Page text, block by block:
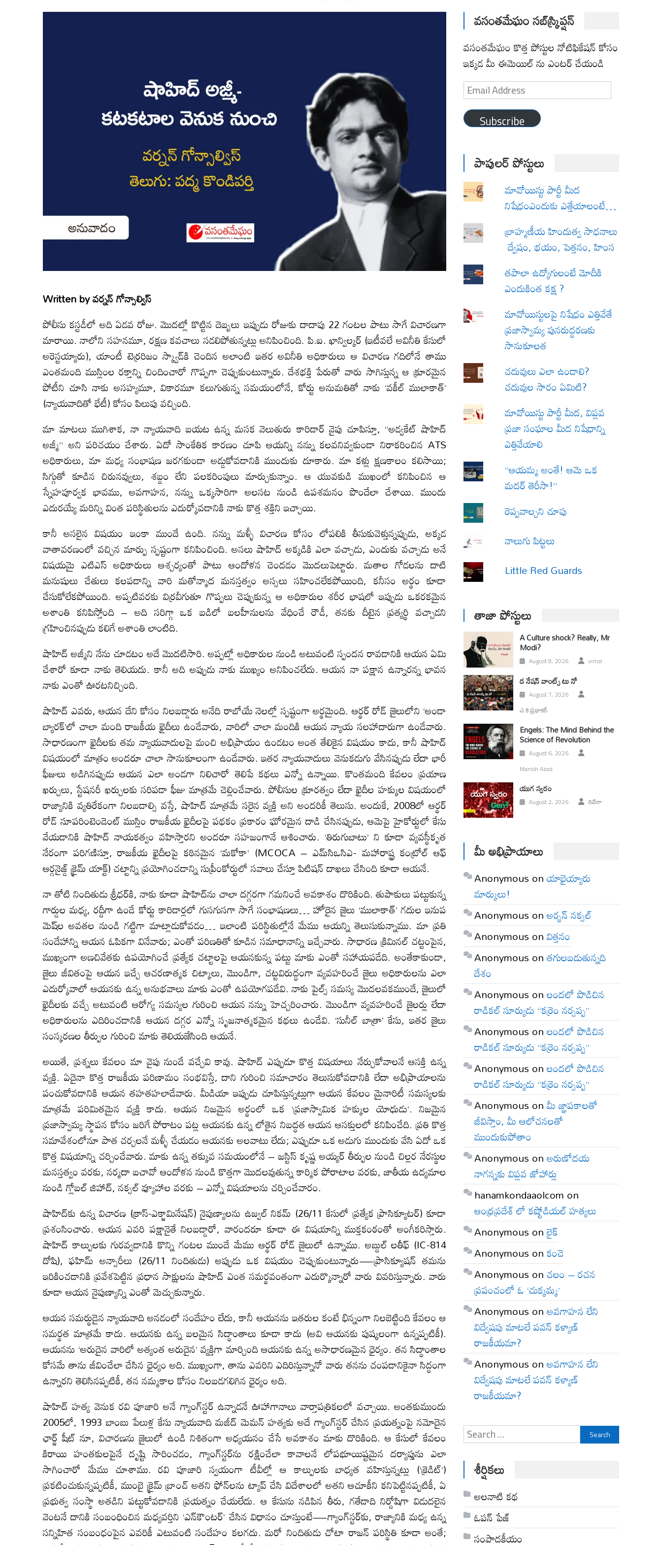
Written byవర్నన్ గోన్సాల్విస్
పోలీసు కస్టడీలో అది ఏడవ రోజు. మొదట్లో కొట్టిన దెబ్బలు ఇప్పుడు రోజుకు దాదాపు 22 గంటల పాటు సాగే విచారణగా
మారాయి. నాలోని సహనమూ, రక్షణ కవచాలు సడలిపోతున్నట్లు అనిపించింది. పి.ఐ. ఖాన్విల్కర్ (ఇటీవలే అవినీతి కేసులో
అరెస్టయ్యారు), యాంటీ టెర్రరిజం స్క్వాడ్‌కి చెందిన అలాంటి ఇతర అవినీతి అధికారులు ఆ విచారణ గదిలోనే తాము
ఎంతమంది ముస్లింల రక్తాన్ని చిందించారో గొప్పగా చెప్పుకుంటున్నారు. దేశభక్తి పేరుతో వారు సాగిస్తున్న ఆ క్రూరమైన
పోటీని చూసి నాకు అసహ్యమూ, వికారమూ కలుగుతున్న సమయంలోనే, కోర్టు అనుమతితో నాకు ‘వకీల్ ములాకాత్’
(న్యాయవాదితో భేటీ) కోసం పిలుపు వచ్చింది.
మా మాటలు ముగిశాక, నా న్యాయవాది బయట ఉన్న మసక వెలుతురు కారిడార్ వైపు చూపిస్తూ, “అడ్వకేట్ షాహిద్
అజ్మీ” అని పరిచయం చేశారు. ఏదో సాంకేతిక కారణం చూపి ఆయన్ని నన్ను కలవనివ్వకుండా నిరాకరించిన ATS
అధికారులు, మా మధ్య సంభాషణ జరగకుండా అడ్డుకోవడానికి ముందుకు దూకారు. మా కళ్లు క్షణకాలం కలిసాయి;
సిగ్గుతో కూడిన చిరునవ్వులు, శబ్దం లేని పలకరింపులు మార్చుకున్నాం. ఆ యువకుడి ముఖంలో కనిపించిన ఆ
స్నేహపూర్వక భావము, అవగాహన, నన్ను ఒక్కసారిగా అలసట నుండి ఉపశమనం పొందేలా చేశాయి. ముందు
ఎదురయ్యే మరిన్ని వింత పరిస్థితులను ఎదుర్కోవడానికి నాకు కొత్త శక్తిని ఇచ్చాయి.
కానీ అసలైన విషయం ఇంకా ముందే ఉంది. నన్ను మళ్ళీ విచారణ కోసం లోపలికి తీసుకువెళ్తున్నప్పుడు, అక్కడ
వాతావరణంలో వచ్చిన మార్పు స్పష్టంగా కనిపించింది. అసలు షాహిద్ అక్కడికి ఎలా వచ్చాడు, ఎందుకు వచ్చాడు అనే
విషయమై ఎటిఎస్ అధికారులు ఆశ్చర్యంతో పాటు ఆందోళన చెందడం మొదలుపెట్టారు. మతాల గోడలను దాటి
మనుషులు చేతులు కలపడాన్ని వారి మతోన్మాద మనస్తత్వం అస్సలు సహించలేకపోయింది, కనీసం అర్థం కూడా
చేసుకోలేకపోయింది. అప్పటివరకు విర్రవీగుతూ గొప్పలు చెప్పుకున్న ఆ అధికారుల శరీర భాషలో ఇప్పుడు ఒకరకమైన
అశాంతి కనిపిస్తోంది – అది సరిగ్గా ఒక బడిలో బలహీనులను వేధించే రౌడీ, తనకు దీటైన ప్రత్యర్థి వచ్చాడని
గ్రహించినప్పుడు కలిగే అశాంతి లాంటిది.
షాహిద్ అజ్మీని నేను చూడటం అదే మొదటిసారి. అప్పట్లో అధికారుల నుండి అటువంటి స్పందన రావడానికి ఆయన ఏమి
చేశారో కూడా నాకు తెలియదు. కానీ అది అప్పుడు నాకు ముఖ్యం అనిపించలేదు. ఆయన నా పక్షాన ఉన్నారన్న భావన
నాకు ఎంతో ఊరటనిచ్చింది.
షాహిద్ ఎవరు, ఆయన దేని కోసం నిలబడ్డారు అనేది రాబోయే నెలల్లో స్పష్టంగా అర్థమైంది. ఆర్థర్ రోడ్ జైలులోని ‘అండా
బ్యారక్’లో చాలా మంది రాజకీయ ఖైదీలు ఉండేవారు, వారిలో చాలా మందికి ఆయన న్యాయ సలహాదారుగా ఉండేవారు.
సాధారణంగా ఖైదీలకు తమ న్యాయవాదులపై మంచి అభిప్రాయం ఉండటం అంత తేలికైన విషయం కాదు, కానీ షాహిద్
విషయంలో మాత్రం అందరూ చాలా సానుకూలంగా ఉండేవారు. ఇతర న్యాయవాదులు వెనుకడుగు వేసినప్పుడు లేదా భారీ
ఫీజులు అడిగినప్పుడు ఆయన ఎలా అండగా నిలిచారో తెలిపే కథలు ఎన్నో ఉన్నాయి. కొంతమంది కేవలం ప్రయాణ
ఖర్చులు, స్టేషనరీ ఖర్చులకు సరిపడా ఫీజు మాత్రమే చెల్లించేవారు. పోలీసుల క్రూరత్వం లేదా ఖైదీల హక్కుల విషయంలో
రాజ్యానికి వ్యతిరేకంగా నిలబడాల్సి వస్తే, షాహిద్ మాత్రమే సరైన వ్యక్తి అని అందరికీ తెలుసు. అందుకే, 2008లో ఆర్థర్
రోడ్ సూపరింటెండెంట్ ముస్లిం రాజకీయ ఖైదీలపై పథకం ప్రకారం ఘోరమైన దాడి చేసినప్పుడు, ఆమెపై హైకోర్టులో కేసు
వేయడానికి షాహిద్ నాయకత్వం వహిస్తారని అందరూ సహజంగానే ఆశించారు. ‘తిరుగుబాటు’ ని కూడా వ్యవస్థీకృత
నేరంగా పరిగణిస్తూ, రాజకీయ ఖైదీలపై కఠినమైన ‘మకోకా’ (MCOCA – ఎమ్‌సిఒసిఎ- మహారాష్ట్ర కంట్రోల్ ఆఫ్
ఆర్గనైజ్డ్ క్రైమ్ యాక్ట్) చట్టాన్ని ప్రయోగించడాన్ని సుప్రీంకోర్టులో సవాలు చేస్తూ పిటిషన్ దాఖలు చేసింది కూడా ఆయనే.
నా తోటి నిందితుడు శ్రీధర్‌కి, నాకు కూడా షాహిద్‌ను చాలా దగ్గరగా గమనించే అవకాశం దొరికింది. తుపాకులు పట్టుకున్న
గార్డుల మధ్య, రద్దీగా ఉండే కోర్టు కారిడార్లలో గుసగుసగా సాగే సంభాషణలు… హోరైన జైలు ‘ములాకాత్’ గదుల ఇనుప
మెష్‌ల అవతల నుండి గట్టిగా మాట్లాడుకోవడం… ఇలాంటి పరిస్థితుల్లోనే మేము ఆయన్ని తెలుసుకున్నాము. మా ప్రతి
సందేహాన్ని ఆయన ఓపికగా వినేవారు; ఎంతో పరిణతితో కూడిన సమాధానాన్ని ఇచ్చేవారు. సాధారణ క్రిమినల్ చట్టంపైన,
ముఖ్యంగా అణచివేతకు ఉపయోగించే ప్రత్యేక చట్టాలపై ఆయనకున్న పట్టు మాకు ఎంతో సహాయపడేది. అంతేకాకుండా,
జైలు జీవితంపై ఆయన ఇచ్చే ఆచరణాత్మక చిట్కాలు, మొండిగా, చట్టవిరుద్ధంగా వ్యవహరించే జైలు అధికారులను ఎలా
ఎదుర్కోవాలో ఆయనకు ఉన్న అనుభవాలు మాకు ఎంతో ఉపయోగపడేవి. నాకు పైల్స్ సమస్య మొదలవకముందే, జైలులో
ఖైదీలకు వచ్చే అటువంటి ఆరోగ్య సమస్యల గురించి ఆయన నన్ను హెచ్చరించారు. మొండిగా వ్యవహరించే జైలర్లు లేదా
అధికారులను ఎదిరించడానికి ఆయన దగ్గర ఎన్నో సృజనాత్మకమైన కథలు ఉండేవి. ‘సునీల్ బాత్రా’ కేసు, ఇతర జైలు
సంస్కరణల తీర్పుల గురించి మాకు తెలియజేసింది ఆయనే.
అయితే, ప్రశ్నలు కేవలం మా వైపు నుండే వచ్చేవి కావు. షాహిద్ ఎప్పుడూ కొత్త విషయాలు నేర్చుకోవాలనే ఆసక్తి ఉన్న
వ్యక్తి. ఏదైనా కొత్త రాజకీయ పరిణామం సంభవిస్తే, దాని గురించి సమాచారం తెలుసుకోవడానికి లేదా అభిప్రాయాలను
పంచుకోవడానికి ఆయన తహతహలాడేవారు. మీడియా ఇప్పుడు చూపిస్తున్నట్లుగా ఆయన కేవలం మైనారిటీ సమస్యలకు
మాత్రమే పరిమితమైన వ్యక్తి కాదు. ఆయన నిజమైన అర్థంలో ఒక ‘ప్రజాస్వామిక హక్కుల యోధుడు’. నిజమైన
ప్రజాస్వామ్య స్థాపన కోసం జరిగే పోరాటం పట్ల ఆయనకు ఉన్న లోతైన నిబద్ధత ఆయన ఆసక్తులలో కనిపించేది. ప్రతి కొత్త
సమావేశంలోనూ పాత చర్చలనే మళ్ళీ చేయడం ఆయనకు అలవాటు లేదు; ఎప్పుడూ ఒక అడుగు ముందుకు వేసి ఏదో ఒక
కొత్త విషయాన్ని చర్చించేవారు. మాకు ఉన్న తక్కువ సమయంలోనే – జస్టిస్ కృష్ణ అయ్యర్ తీర్పుల నుండి చిల్లర నేరస్థుల
మనస్తత్వం వరకు, నర్మదా బచావో ఆందోళన నుండి కొత్తగా మొదలవుతున్న కార్మిక పోరాటాల వరకు, జాతీయ ఉద్యమాల
నుండి గ్లోబల్ జిహాద్, నక్సల్ వ్యూహాల వరకు – ఎన్నో విషయాలను చర్చించేవారం.
షాహిద్‌కు ఉన్న విచారణ (క్రాస్-ఎక్జామినేషన్) నైపుణ్యాలను ఉజ్వల్ నికమ్ (26/11 కేసులో ప్రత్యేక ప్రాసిక్యూటర్) కూడా
ప్రశంసించారు. ఆయన ఎవరి పక్షానైతే నిలబడ్డారో, వారందరూ కూడా ఈ విషయాన్ని ముక్తకంఠంతో అంగీకరిస్తారు.
షాహిద్ కాల్పులకు గురవ్వడానికి కొన్ని గంటల ముందే మేము ఆర్థర్ రోడ్ జైలులో ఉన్నాము. అబ్దుల్ లతీఫ్ (IC-814
దోషి), ఫహిమ్ అన్సారీలు (26/11 నిందితుడు) అప్పుడు ఒక విషయం చెప్పుకుంటున్నారు—ప్రాసిక్యూషన్ తమను
ఇరికించడానికి ప్రవేశపెట్టిన ప్రధాన సాక్షులను షాహిద్ ఎంత సమర్థవంతంగా ఎదుర్కొన్నారో వారు వివరిస్తున్నారు. వారు
కూడా ఆయన నైపుణ్యాన్ని ఎంతో మెచ్చుకున్నారు.
ఆయన సమర్థుడైన న్యాయవాది అనడంలో సందేహం లేదు, కానీ ఆయనను ఇతరుల కంటే భిన్నంగా నిలబెట్టింది కేవలం ఆ
సమర్థత మాత్రమే కాదు. ఆయనకు ఉన్న బలమైన సిద్ధాంతాలు కూడా కాదు (అవి ఆయనకు పుష్కలంగా ఉన్నప్పటికీ).
ఆయనను ‘అరుదైన వారిలో అత్యంత అరుదైన’ వ్యక్తిగా మార్చింది ఆయనకు ఉన్న అసాధారణమైన ధైర్యం. తన సిద్ధాంతాల
కోసమే తాను జీవించేలా చేసిన ధైర్యం అది. ముఖ్యంగా, తాను ఎవరిని ఎదిరిస్తున్నానో వారు తనను చంపడానికైనా సిద్ధంగా
ఉన్నారని తెలిసినప్పటికీ, తన నమ్మకాల కోసం నిలబడగలిగిన ధైర్యం అది.
షాహిద్ హత్య వెనుక రవి పూజారి అనే గ్యాంగ్‌స్టర్ ఉన్నాడనే ఊహాగానాలు వార్తాపత్రికలలో వచ్చాయి. అంతకుముందు
2005లో, 1993 బాంబు పేలుళ్ల కేసు న్యాయవాది మజీద్ మెమన్ హత్యకు అదే గ్యాంగ్‌స్టర్ చేసిన ప్రయత్నంపై నమోదైన
ఛార్జ్‌ షీట్ నూ, విచారణను జైలులో ఉండి నిశితంగా అధ్యయనం చేసే అవకాశం మాకు దొరికింది. ఆ కేసులో కేవలం
కిరాయి హంతకులపైనే దృష్టి సారించడం, గ్యాంగ్‌స్టర్‌ను రక్షించేలా కావాలనే లోపభూయిష్టమైన దర్యాప్తును ఎలా
సాగించారో మేము చూశాము. రవి పూజారి స్వయంగా టీవీల్లో ఆ కాల్పులకు బాధ్యత వహిస్తున్నట్లు (‘క్రెడిట్’)
ప్రకటించుకున్నప్పటికీ, ముంబై క్రైమ్ బ్రాంచ్ అతని ఫోన్‌లను ట్యాప్ చేసి విదేశాలలో అతని ఆచూకీని కనిపెట్టినప్పటికీ, ఏ
ప్రభుత్వ సంస్థా అతడిని పట్టుకోవడానికి ప్రయత్నం చేయలేదు. ఆ కేసును నడిపిన తీరు, గతేడాది నిర్దోషిగా విడుదలైన
వెంటనే దానికి సంబంధించిన మధ్యవర్తిని ‘ఎన్‌కౌంటర్’ చేసిన విధానం చూస్తుంటే—గ్యాంగ్‌స్టర్‌కు, రాజ్యానికి మధ్య ఉన్న
సన్నిహిత సంబంధంపైన ఎవరికీ ఎటువంటి సందేహం కలగదు. మరో నిందితుడు చోటా రాజన్ పరిస్థితి కూడా అంతే;
వసంతమేఘం సబ్‌స్క్రిప్షన్
వసంతమేఘం కొత్త పోస్టుల నోటిఫికేషన్ కోసం
ఇక్కడ మీ ఈమెయిల్ ను ఎంటర్ చేయండి
Email
Address
Subscribe
పాపులర్ పోస్టులు
మావోయిస్టు పార్టీ మీద
నిషేధంఎందుకు ఎత్తేయాలంటే…
బ్రాహ్మణీయ హిందుత్వ సాధనాలు
ద్వేషం, భయం, పెత్తనం, హింస
త‌పాలా ఉద్యోగులంటే మోదీకి
ఎందుకింత కక్ష ?
మావోయిస్టులపై నిషేధం ఎత్తివేతే
ప్రజాస్వామ్య పునరుద్ధరణకు
సానుకూలత
చదువులు ఎలా ఉండాలి?
చదువుల సారం ఏమిటి?
మావోయిస్టు పార్టీ మీద, విప్లవ
ప్రజా సంఘాల మీద నిషేధాన్ని
ఎత్తివేయాలి
“ఆయమ్మ అంతే! ఆమె ఒక
మదర్ తెరీసా!”
రెప్పవాల్చని చూపు
నాలుగు పిట్టలు
Little Red Guards
తాజా పోస్టులు
A Culture shock? Really, Mr
Modi?
August 8, 2026 vimal
ద నేషన్ వాంట్స్ టు నో
August 7, 2026
ఎ కె ప్రభాకర్
Engels: The Mind Behind the
Science of Revolution
August 6, 2026
Manish Azad
యుగ స్వ‌రం
August 2, 2026 రివేరా
మీ అభిప్రాయాలు
Anonymous onయాభైయ్యారు
మార్కులు!
Anonymous onఅర్బన్ నక్సల్
Anonymous onవిత్తనం
Anonymous onతగులబడుతున్నది
దేశం
Anonymous onలందలో పొడిచిన
రాడికల్ సూర్యుడు “కర్రెం నర్సప్ప”
Anonymous onలందలో పొడిచిన
రాడికల్ సూర్యుడు “కర్రెం నర్సప్ప”
Anonymous onలందలో పొడిచిన
రాడికల్ సూర్యుడు “కర్రెం నర్సప్ప”
Anonymous onమీ జ్ఞాపకాలతో
జీవిస్తాం, మీ ఆలోచనలతో
ముందుకుపోతాం
Anonymous onఅరుణోదయ
నాగన్నకు విప్లవ జోహార్లు
hanamkondaaolcom on
ఆంధ్రప్రదేశ్ లో కష్టోడియల్ హత్యలు
Anonymous onలైక్
Anonymous onకంచె
Anonymous onచలం – రచన
ప్రపంచంలో ఓ ‘చుక్కమ్మ’
Anonymous onఅవగాహన లేని
విద్వేషపు మాటలే పవన్ కళ్యాణ్
రాజకీయమా?
Anonymous onఅవగాహన లేని
విద్వేషపు మాటలే పవన్ కళ్యాణ్
రాజకీయమా?
Search
for:
శీర్షికలు
అల‌నాటి క‌థ‌
ఓపన్ పేజ్
సంపాదకీయం